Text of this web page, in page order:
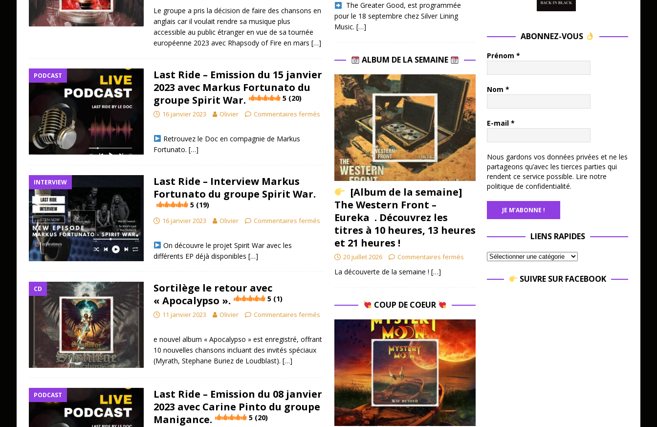
Le groupe a pris la décision de faire des chansons en
anglais car il voulait rendre sa musique plus
accessible au public étranger en vue de sa tournée
européenne 2023 avec Rhapsody of Fire en mars […]
PODCAST
Last Ride – Emission du 15 janvier
2023 avec Markus Fortunato du
groupe Spirit War.
5 (20)
16 janvier 2023 Olivier Commentaires fermés
Retrouvez le Doc en compagnie de Markus
Fortunato. […]
INTERVIEW
Last Ride – Interview Markus
Fortunato du groupe Spirit War.
5 (19)
16 janvier 2023 Olivier Commentaires fermés
On découvre le projet Spirit War avec les
différents EP déjà disponibles […]
CD
Sortilège le retour avec
« Apocalypso ».
5 (1)
11 janvier 2023 Olivier Commentaires fermés
e nouvel album « Apocalypso » est enregistré, offrant
10 nouvelles chansons incluant des invités spéciaux
(Myrath, Stephane Buriez de Loudblast). […]
PODCAST
Last Ride – Emission du 08 janvier
2023 avec Carine Pinto du groupe
Manigance.
5 (20)
​ The Greater Good, est programmée
pour le 18 septembre chez Silver Lining
Music. […]
ALBUM DE LA SEMAINE
[Album de la semaine]
The Western Front –
Eureka . Découvrez les
titres à 10 heures, 13 heures
et 21 heures !
20 juillet 2026 Commentaires fermés
La découverte de la semaine ! […]
COUP DE COEUR
ABONNEZ-VOUS
Prénom *
Nom *
E-mail *
Nous gardons vos données privées et ne les
partageons qu’avec les tierces parties qui
rendent ce service possible. Lire notre
politique de confidentialité.
LIENS RAPIDES
SUIVRE SUR FACEBOOK